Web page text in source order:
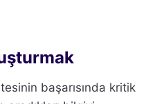
başarısında kritik